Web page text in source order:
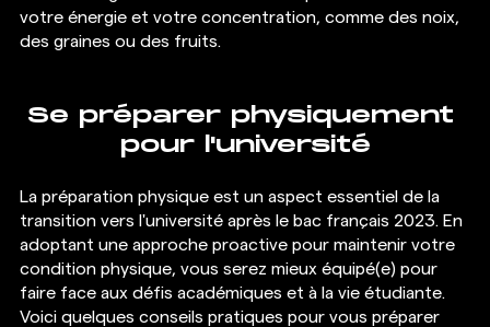
votre énergie et votre concentration, comme des noix,
des graines ou des fruits.
Se préparer physiquement
pour l'université
La préparation physique est un aspect essentiel de la
transition vers l'université après le bac français 2023. En
adoptant une approche proactive pour maintenir votre
condition physique, vous serez mieux équipé(e) pour
faire face aux défis académiques et à la vie étudiante.
Voici quelques conseils pratiques pour vous préparer